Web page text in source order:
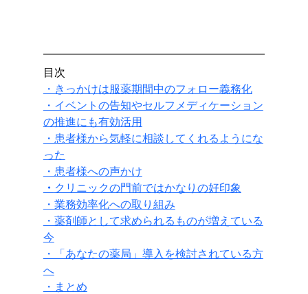
目次
・きっかけは服薬期間中のフォロー義務化
・イベントの告知やセルフメディケーション
の推進にも有効活用
・患者様から気軽に相談してくれるようにな
った
・患者様への声かけ
・ クリニックの門前ではかなりの好印象
・業務効率化への取り組み
・薬剤師として求められるものが増えている
今
・「あなたの薬局」導入を検討されている方
へ
・まとめ